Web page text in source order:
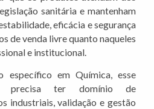
sanitária e mantenham
eficácia e segurança
de venda livre quanto naqueles
e institucional.
específico em Química, esse
precisa ter domínio de
industriais, validação e gestão